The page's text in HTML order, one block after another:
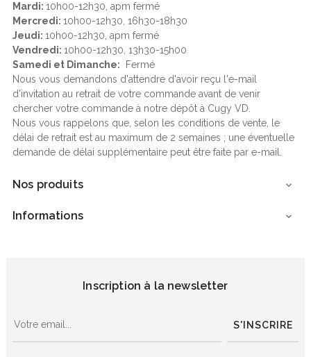
Mardi: 10h00-12h30, apm fermé
Mercredi: 10h00-12h30, 16h30-18h30
Jeudi: 10h00-12h30, apm fermé
Vendredi: 10h00-12h30, 13h30-15h00
Samedi et Dimanche: Fermé
Nous vous demandons d'attendre d'avoir reçu l'e-mail
d'invitation au retrait de votre commande avant de venir
chercher votre commande à notre dépôt à Cugy VD.
Nous vous rappelons que, selon les conditions de vente, le
délai de retrait est au maximum de 2 semaines ; une éventuelle
demande de délai supplémentaire peut être faite par e-mail.
Nos produits 
Informations 
Inscription à la newsletter
S'INSCRIRE